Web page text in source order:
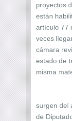
proyectos
están
artículo 77
veces
cámara
estado de
misma
Las
surgen del
de